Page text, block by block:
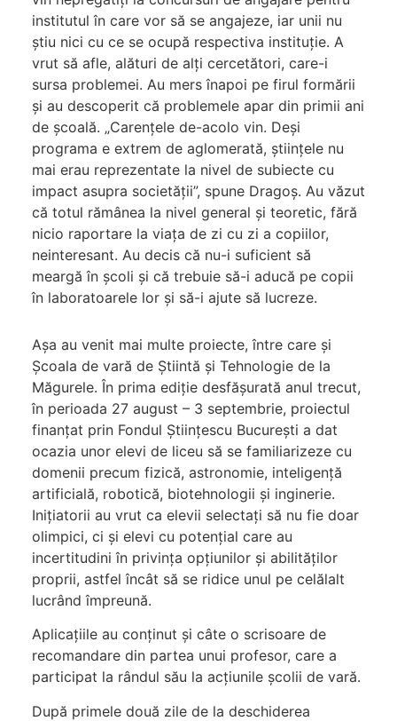
institutul în care vor să se angajeze, iar unii nu
știu nici cu ce se ocupă respectiva instituție. A
vrut să afle, alături de alți cercetători, care-i
sursa problemei. Au mers înapoi pe firul formării
și au descoperit că problemele apar din primii ani
de școală. „Carențele de-acolo vin. Deși
programa e extrem de aglomerată, științele nu
mai erau reprezentate la nivel de subiecte cu
impact asupra societății”, spune Dragoș. Au văzut
că totul rămânea la nivel general și teoretic, fără
nicio raportare la viața de zi cu zi a copiilor,
neinteresant. Au decis că nu-i suficient să
meargă în școli și că trebuie să-i aducă pe copii
în laboratoarele lor și să-i ajute să lucreze.
Așa au venit mai multe proiecte, între care și
Școala de vară de Știintă și Tehnologie de la
Măgurele. În prima ediție desfășurată anul trecut,
în perioada 27 august – 3 septembrie, proiectul
finanțat prin Fondul Științescu București a dat
ocazia unor elevi de liceu să se familiarizeze cu
domenii precum fizică, astronomie, inteligență
artificială, robotică, biotehnologii și inginerie.
Inițiatorii au vrut ca elevii selectați să nu fie doar
olimpici, ci și elevi cu potențial care au
incertitudini în privința opțiunilor și abilităților
proprii, astfel încât să se ridice unul pe celălalt
lucrând împreună.
Aplicațiile au conținut și câte o scrisoare de
recomandare din partea unui profesor, care a
participat la rândul său la acțiunile școlii de vară.
După primele două zile de la deschiderea